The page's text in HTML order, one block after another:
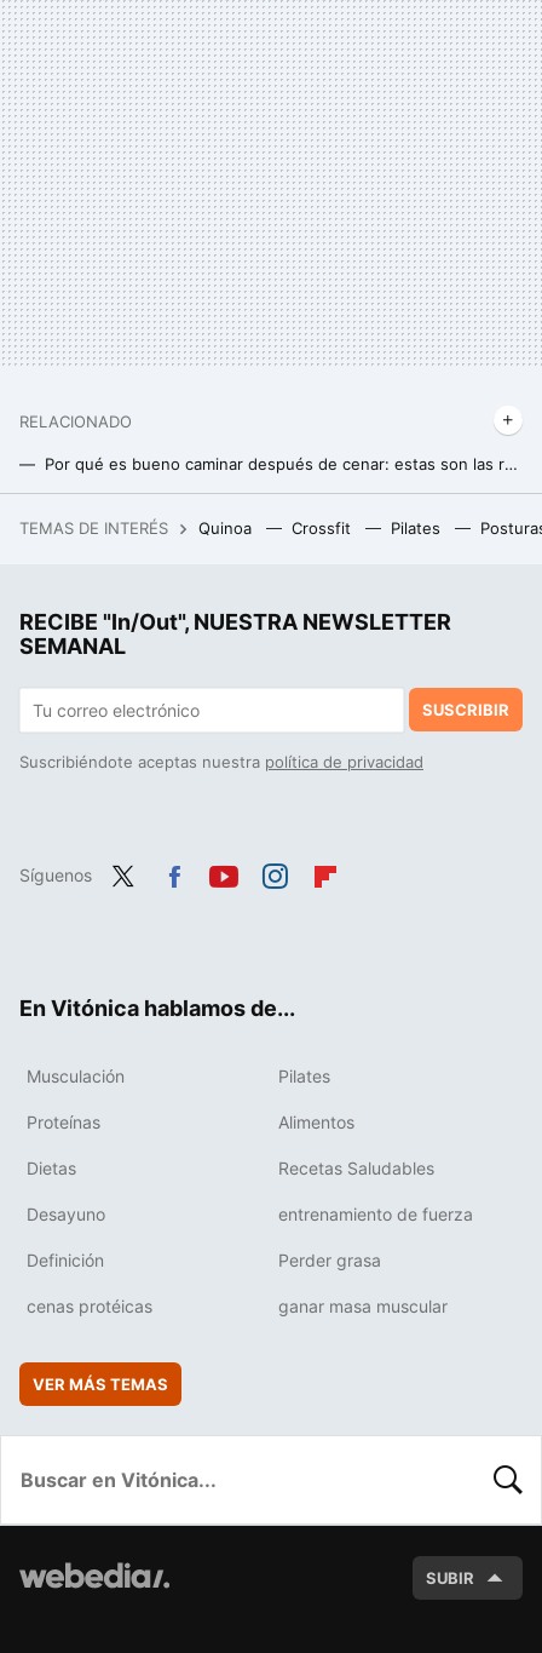
RELACIONADO
Por qué es bueno caminar después de cenar: estas son las razones avaladas por expertos
TEMAS DE INTERÉS Quinoa Crossfit Pilates
RECIBE "In/Out", NUESTRA NEWSLETTER
SEMANAL
SUSCRIBIR
Suscribiéndote aceptas nuestra política de privacidad
Síguenos
En Vitónica hablamos de...
Musculación Pilates
Proteínas Alimentos
Dietas Recetas Saludables
Desayuno entrenamiento de fuerza
Definición Perder grasa
cenas protéicas ganar masa muscular
VER MÁS TEMAS
SUBIR